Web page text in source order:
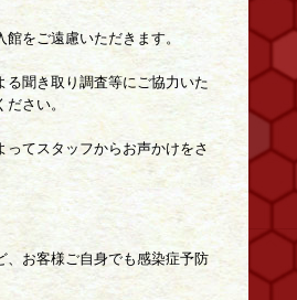
をご遠慮いただきます。
る聞き取り調査等にご協力いた
さい。
ってスタッフからお声かけをさ
、お客様ご自身でも感染症予防